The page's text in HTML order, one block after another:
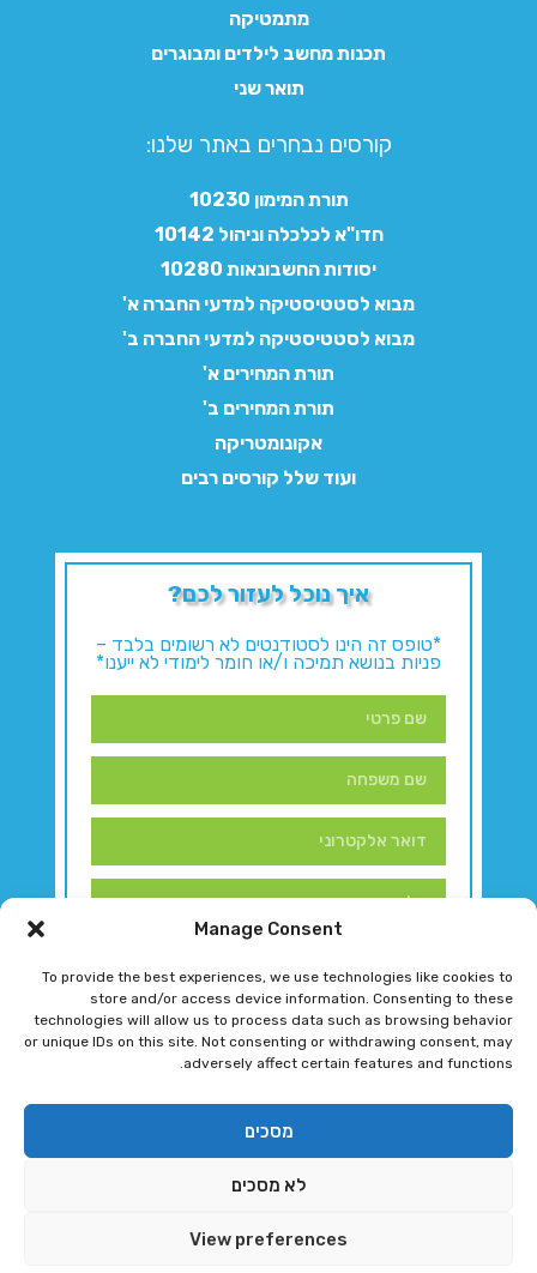
Manage Consent
To provide the best experiences, we use technologies like cookies to
store and/or access device information. Consenting to these
technologies will allow us to process data such as browsing behavior
or unique IDs on this site. Not consenting or withdrawing consent, may
adversely affect certain features and functions.
מסכים
לא מסכים
View preferences
מתמטיקה
תכנות מחשב לילדים ומבוגרים
תואר שני
קורסים נבחרים באתר שלנו:​
תורת המימון 10230
חדו"א לכלכלה וניהול 10142
יסודות החשבונאות 10280
מבוא לסטטיסטיקה למדעי החברה א'
מבוא לסטטיסטיקה למדעי החברה ב'
תורת המחירים א'
תורת המחירים ב'
אקונומטריקה
ועוד שלל קורסים רבים
איך נוכל לעזור לכם?
*טופס זה הינו לסטודנטים לא רשומים בלבד –
פניות בנושא תמיכה ו/או חומר לימודי לא ייענו*